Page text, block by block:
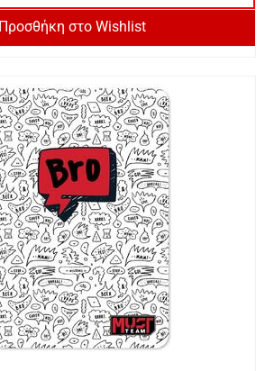
Προσθήκη στο Wishlist